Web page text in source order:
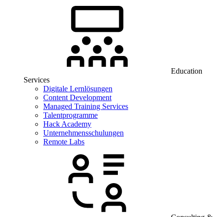
Education
Services
Digitale Lernlösungen
Content Development
Managed Training Services
Talentprogramme
Hack Academy
Unternehmensschulungen
Remote Labs